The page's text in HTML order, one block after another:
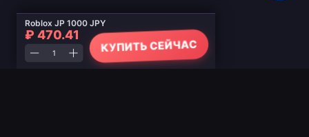
Roblox JP 1000 JPY
₽ 470.41
КУПИТЬ СЕЙЧАС